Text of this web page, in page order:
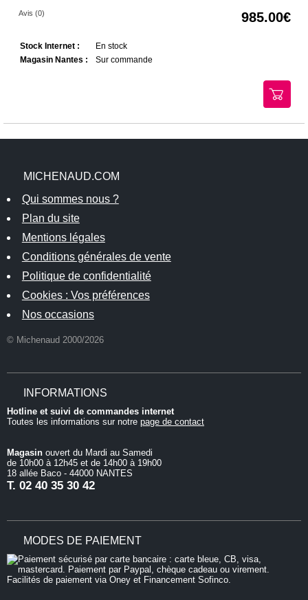
Avis (0) 985.00
Stock Internet :
En stock
Magasin Nantes :
Sur commande
MICHENAUD.COM
Qui sommes nous ?
Plan du site
Mentions légales
Conditions générales de vente
Politique de confidentialité
Cookies : Vos préférences
Nos occasions
© Michenaud 2000/2026
INFORMATIONS
Hotline et suivi de commandes internet
Toutes les informations sur notre page de contact
Magasin ouvert du Mardi au Samedi
de 10h00 à 12h45 et de 14h00 à 19h00
18 allée Baco - 44000 NANTES
T. 02 40 35 30 42
MODES DE PAIEMENT